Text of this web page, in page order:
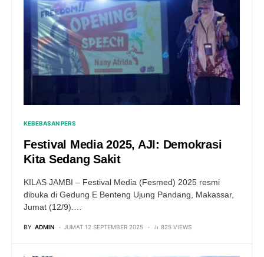
KEBEBASAN PERS
Festival Media 2025, AJI: Demokrasi
Kita Sedang Sakit
KILAS JAMBI – Festival Media (Fesmed) 2025 resmi
dibuka di Gedung E Benteng Ujung Pandang, Makassar,
Jumat (12/9).…
BY ADMIN JUMAT 12 SEPTEMBER 2025 825 VIEWS